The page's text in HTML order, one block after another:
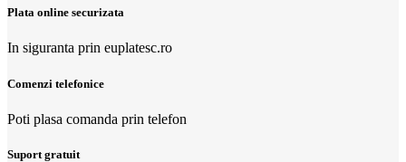
Plata online securizata
In siguranta prin euplatesc.ro
Comenzi telefonice
Poti plasa comanda prin telefon
Suport gratuit